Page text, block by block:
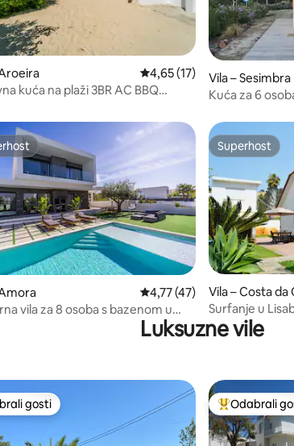
5/5, recenzija: 10 Prosječna ocjena: 4,65/5,
4,65 (17)
kuća na plaži 3BR AC BBQ
Vila – Sesimbra
Kuća za 6
5, recenzija: 179 Prosječna ocjena: 4,77/5,
4,77 (47)
vila za 8 osoba s bazenom u
Superhost
Superhost
Vila – Costa da
Surfanje u
Luksuzne vile
gosti
gosti Među najviše
Odabrali